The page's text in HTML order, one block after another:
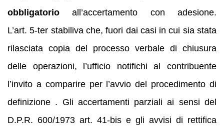
obbligatorio all’accertamento con adesione.
L’art. 5‑ter stabiliva che, fuori dai casi in cui sia stata
rilasciata copia del processo verbale di chiusura
delle operazioni, l’ufficio notifichi al contribuente
l’invito a comparire per l’avvio del procedimento di
definizione . Gli accertamenti parziali ai sensi del
D.P.R. 600/1973 art. 41‑bis e gli avvisi di rettifica